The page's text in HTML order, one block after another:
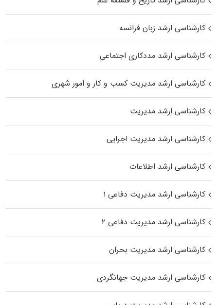
کارشناسی ارشد زبان فرانسه
کارشناسی ارشد مددکاری اجتماعی
کارشناسی ارشد مدیریت کسب و کار و امور شهری
کارشناسی ارشد مدیریت
کارشناسی ارشد مدیریت اجرایی
کارشناسی ارشد اطلاعات
کارشناسی ارشد مدیریت دفاعی ۱
کارشناسی ارشد مدیریت دفاعی ۲
کارشناسی ارشد مدیریت بحران
کارشناسی ارشد مدیریت جهانگردی